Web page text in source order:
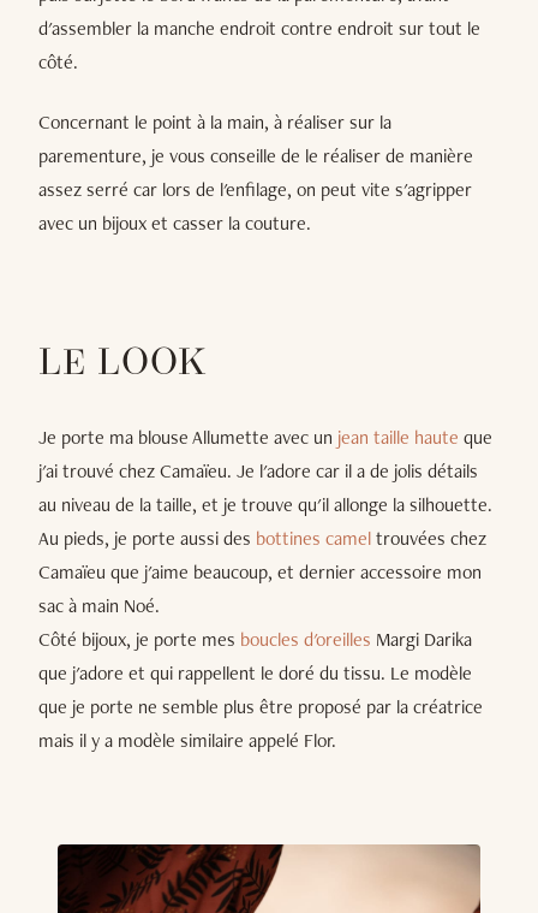
d'assembler la manche endroit contre endroit sur tout le
côté.
Concernant le point à la main, à réaliser sur la
parementure, je vous conseille de le réaliser de manière
assez serré car lors de l'enfilage, on peut vite s'agripper
avec un bijoux et casser la couture.
LE LOOK
Je porte ma blouse Allumette avec un jean taille haute que
j'ai trouvé chez Camaïeu. Je l'adore car il a de jolis détails
au niveau de la taille, et je trouve qu'il allonge la silhouette.
Au pieds, je porte aussi des bottines cameltrouvées chez
Camaïeu que j'aime beaucoup, et dernier accessoire mon
sac à main Noé.
Côté bijoux, je porte mes boucles d'oreilles Margi Darika
que j'adore et qui rappellent le doré du tissu. Le modèle
que je porte ne semble plus être proposé par la créatrice
mais il y a modèle similaire appelé Flor.